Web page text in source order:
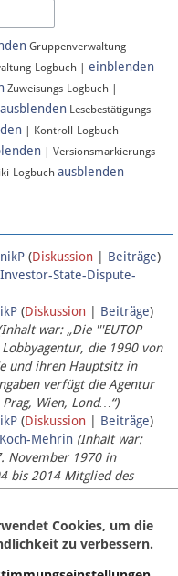
Gruppenverwaltung-
Logbuch | einblenden
Zuweisungs-Logbuch |
ausblenden Lesebestätigungs-
| Kontroll-Logbuch
| Versionsmarkierungs-
Logbuch ausblenden
(Diskussion Beiträge)
Investor-State-Dispute-
(Diskussion Beiträge)
war: „Die '''EUTOP
die 1990 von
und ihren Hauptsitz in
verfügt die Agentur
Wien, Lond…“)
(Diskussion Beiträge)
Mehrin (Inhalt war:
November 1970 in
bis 2014 Mitglied des
November 2014 ist sie für
Cookies, um die
zu verbessern.